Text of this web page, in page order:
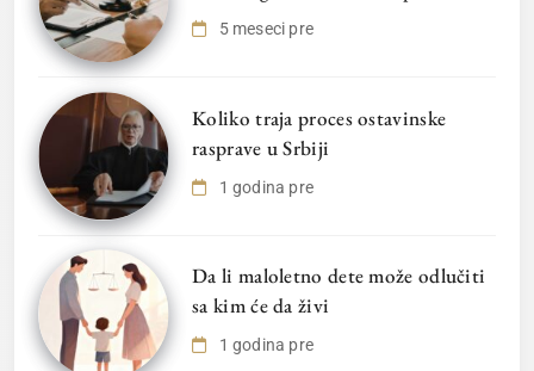
5 meseci pre
Koliko traja proces ostavinske
rasprave u Srbiji
1 godina pre
Da li maloletno dete može odlučiti
sa kim će da živi
1 godina pre